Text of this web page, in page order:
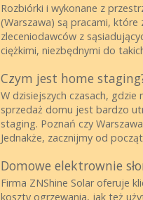
Rozbiórki i wykonane z
(Warszawa) są pracami,
zleceniodawców z
ciężkimi, niezbędnymi do
Czym jest home
W dzisiejszych czasach,
sprzedaż domu jest bardzo
staging. Poznań czy
Jednakże, zacznijmy od
Domowe elektrownie
Firma ZNShine Solar oferuje
koszty ogrzewania, jak też